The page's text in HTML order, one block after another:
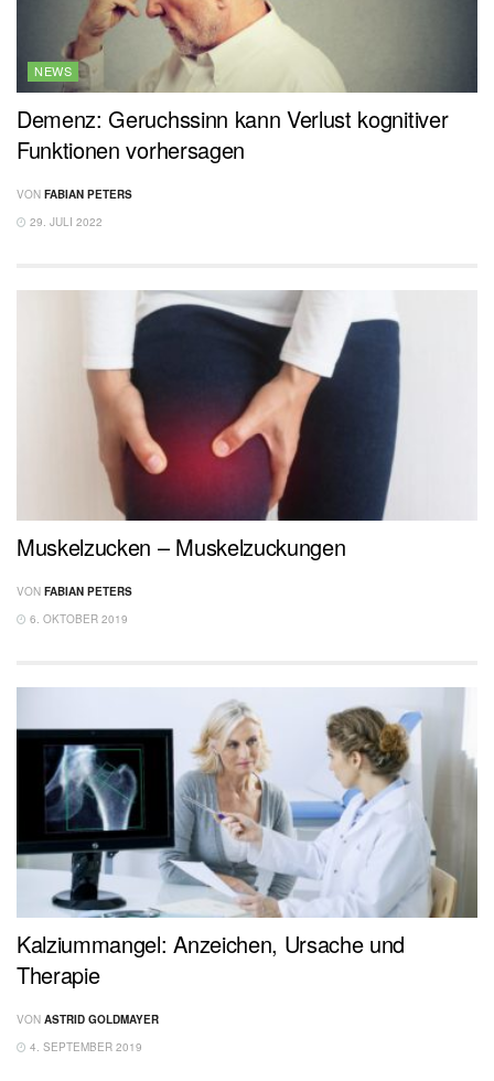
NEWS
Demenz: Geruchssinn kann Verlust kognitiver
Funktionen vorhersagen
VON FABIAN PETERS
29. JULI 2022
Muskelzucken – Muskelzuckungen
VON FABIAN PETERS
6. OKTOBER 2019
Kalziummangel: Anzeichen, Ursache und
Therapie
VON ASTRID GOLDMAYER
4. SEPTEMBER 2019